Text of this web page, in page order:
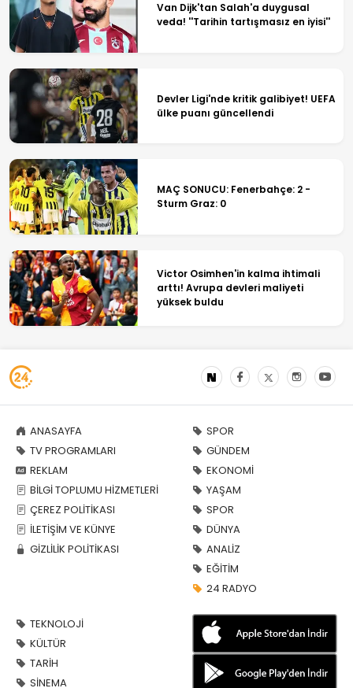
Van Dijk'tan Salah'a duygusal
veda! ''Tarihin tartışmasız en iyisi''
Devler Ligi'nde kritik galibiyet! UEFA
ülke puanı güncellendi
MAÇ SONUCU: Fenerbahçe: 2 -
Sturm Graz: 0
Victor Osimhen'in kalma ihtimali
arttı! Avrupa devleri maliyeti
yüksek buldu
ANASAYFA
TV PROGRAMLARI
REKLAM
BİLGİ TOPLUMU HİZMETLERİ
ÇEREZ POLİTİKASI
İLETİŞİM VE KÜNYE
GİZLİLİK POLİTİKASI
SPOR
GÜNDEM
EKONOMİ
YAŞAM
SPOR
DÜNYA
ANALİZ
EĞİTİM
24 RADYO
TEKNOLOJİ
KÜLTÜR
TARİH
SİNEMA